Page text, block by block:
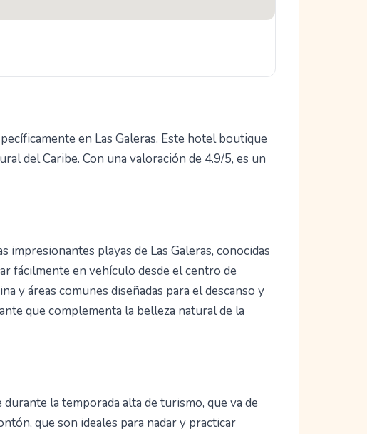
en Las Galeras. Este hotel boutique
del Caribe. Con una valoración de 4.9/5, es un
playas de Las Galeras, conocidas
fácilmente en vehículo desde el centro de
y áreas comunes diseñadas para el descanso y
que complementa la belleza natural de la
la temporada alta de turismo, que va de
que son ideales para nadar y practicar